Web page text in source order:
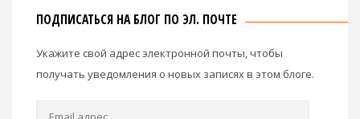
ПОДПИСАТЬСЯ НА БЛОГ ПО ЭЛ. ПОЧТЕ
Укажите свой адрес электронной почты, чтобы
получать уведомления о новых записях в этом блоге.
Email